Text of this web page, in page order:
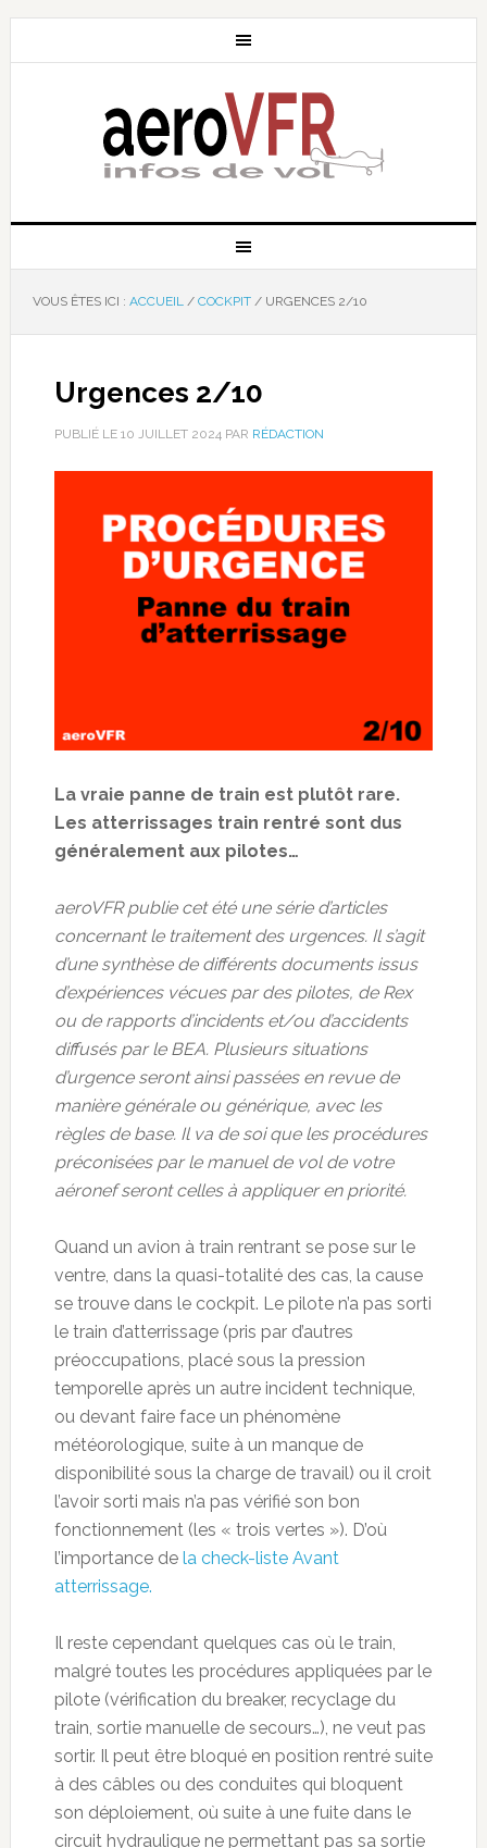
VOUS ÊTES ICI : ACCUEIL / COCKPIT /URGENCES 2/10
Urgences 2/10
PUBLIÉ LE 10 JUILLET 2024PAR RÉDACTION
La vraie panne de train est plutôt rare.
Les atterrissages train rentré sont dus
généralement aux pilotes…
aeroVFR publie cet été une série d’articles
concernant le traitement des urgences. Il s’agit
d’une synthèse de différents documents issus
d’expériences vécues par des pilotes, de Rex
ou de rapports d’incidents et/ou d’accidents
diffusés par le BEA. Plusieurs situations
d’urgence seront ainsi passées en revue de
manière générale ou générique, avec les
règles de base. Il va de soi que les procédures
préconisées par le manuel de vol de votre
aéronef seront celles à appliquer en priorité.
Quand un avion à train rentrant se pose sur le
ventre, dans la quasi-totalité des cas, la cause
se trouve dans le cockpit. Le pilote n’a pas sorti
le train d’atterrissage (pris par d’autres
préoccupations, placé sous la pression
temporelle après un autre incident technique,
ou devant faire face un phénomène
météorologique, suite à un manque de
disponibilité sous la charge de travail) ou il croit
l’avoir sorti mais n’a pas vérifié son bon
fonctionnement (les « trois vertes »). D’où
l’importance de la check-liste Avant
atterrissage.
Il reste cependant quelques cas où le train,
malgré toutes les procédures appliquées par le
pilote (vérification du breaker, recyclage du
train, sortie manuelle de secours…), ne veut pas
sortir. Il peut être bloqué en position rentré suite
à des câbles ou des conduites qui bloquent
son déploiement, où suite à une fuite dans le
circuit hydraulique ne permettant pas sa sortie